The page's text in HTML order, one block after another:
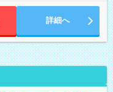
詳細へ